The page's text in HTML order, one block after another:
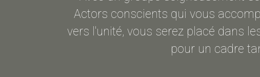
Actors conscients qui vous
vers l'unité, vous serez placé dans
pour un cadre